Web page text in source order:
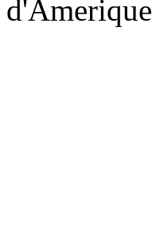
d'Amerique